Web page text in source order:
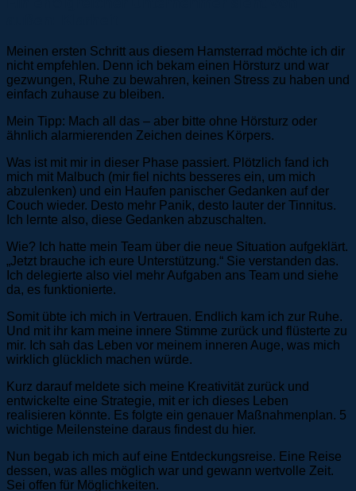
Meinen ersten Schritt aus diesem Hamsterrad möchte ich dir
nicht empfehlen. Denn ich bekam einen Hörsturz und war
gezwungen, Ruhe zu bewahren, keinen Stress zu haben und
einfach zuhause zu bleiben.
Mein Tipp: Mach all das – aber bitte ohne Hörsturz oder
ähnlich alarmierenden Zeichen deines Körpers.
Was ist mit mir in dieser Phase passiert. Plötzlich fand ich
mich mit Malbuch (mir fiel nichts besseres ein, um mich
abzulenken) und ein Haufen panischer Gedanken auf der
Couch wieder. Desto mehr Panik, desto lauter der Tinnitus.
Ich lernte also, diese Gedanken abzuschalten.
Wie? Ich hatte mein Team über die neue Situation aufgeklärt.
„Jetzt brauche ich eure Unterstützung.“ Sie verstanden das.
Ich delegierte also viel mehr Aufgaben ans Team und siehe
da, es funktionierte.
Somit übte ich mich in Vertrauen. Endlich kam ich zur Ruhe.
Und mit ihr kam meine innere Stimme zurück und flüsterte zu
mir. Ich sah das Leben vor meinem inneren Auge, was mich
wirklich glücklich machen würde.
Kurz darauf meldete sich meine Kreativität zurück und
entwickelte eine Strategie, mit er ich dieses Leben
realisieren könnte. Es folgte ein genauer Maßnahmenplan. 5
wichtige Meilensteine daraus findest du hier.
Nun begab ich mich auf eine Entdeckungsreise. Eine Reise
dessen, was alles möglich war und gewann wertvolle Zeit.
Sei offen für Möglichkeiten.